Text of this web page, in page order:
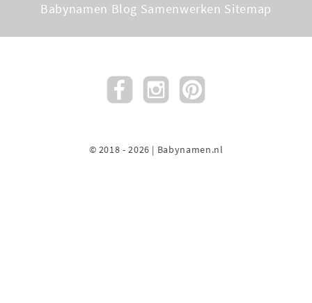
Babynamen Blog Samenwerken Sitemap
© 2018 - 2026 | Babynamen.nl